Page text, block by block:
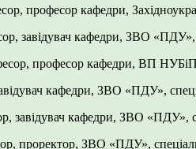
професор кафедри,
завідувач кафедри, ЗВО «ПДУ»,
професор кафедри, ВП НУБіП
кафедри, ЗВО «ПДУ»,
завідувач кафедри, ЗВО «ПДУ»,
проректор, ЗВО «ПДУ»,